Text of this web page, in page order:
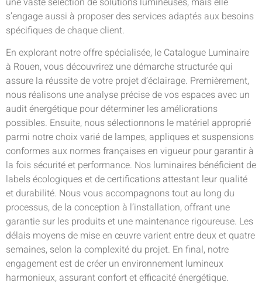
s’engage aussi à proposer des services adaptés aux besoins
spécifiques de chaque client.
En explorant notre offre spécialisée, le Catalogue Luminaire
à Rouen, vous découvrirez une démarche structurée qui
assure la réussite de votre projet d’éclairage. Premièrement,
nous réalisons une analyse précise de vos espaces avec un
audit énergétique pour déterminer les améliorations
possibles. Ensuite, nous sélectionnons le matériel approprié
parmi notre choix varié de lampes, appliques et suspensions
conformes aux normes françaises en vigueur pour garantir à
la fois sécurité et performance. Nos luminaires bénéficient de
labels écologiques et de certifications attestant leur qualité
et durabilité. Nous vous accompagnons tout au long du
processus, de la conception à l’installation, offrant une
garantie sur les produits et une maintenance rigoureuse. Les
délais moyens de mise en œuvre varient entre deux et quatre
semaines, selon la complexité du projet. En final, notre
engagement est de créer un environnement lumineux
harmonieux, assurant confort et efficacité énergétique.